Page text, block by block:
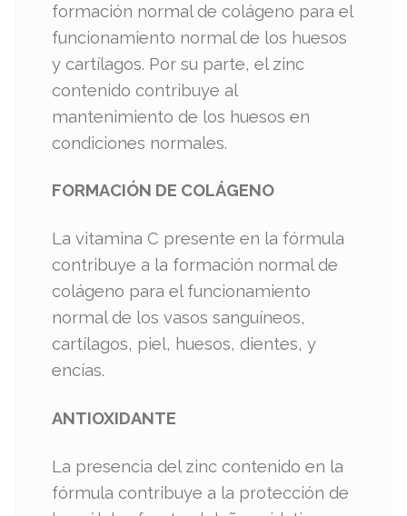
formación normal de colágeno para el
funcionamiento normal de los huesos
y cartílagos. Por su parte, el zinc
contenido contribuye al
mantenimiento de los huesos en
condiciones normales.
FORMACIÓN DE COLÁGENO
La vitamina C presente en la fórmula
contribuye a la formación normal de
colágeno para el funcionamiento
normal de los vasos sanguíneos,
cartílagos, piel, huesos, dientes, y
encías.
ANTIOXIDANTE
La presencia del zinc contenido en la
fórmula contribuye a la protección de